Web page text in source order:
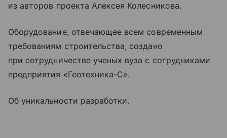
из авторов проекта Алексея Колесникова.
Оборудование, отвечающее всем современным
требованиям строительства, создано
при сотрудничестве ученых вуза с сотрудниками
предприятия «Геотехника-С».
Об уникальности разработки.